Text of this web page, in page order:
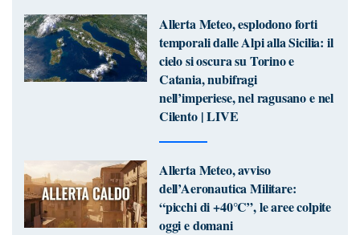
Allerta Meteo, esplodono forti
temporali dalle Alpi alla Sicilia: il
cielo si oscura su Torino e
Catania, nubifragi
nell’imperiese, nel ragusano e nel
Cilento | LIVE
Allerta Meteo, avviso
dell’Aeronautica Militare:
“picchi di +40°C”, le aree colpite
oggi e domani